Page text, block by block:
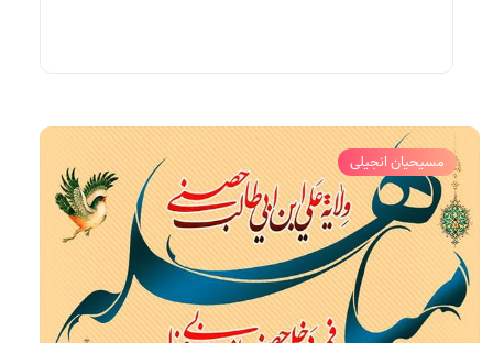
مسیحیان انجیلی